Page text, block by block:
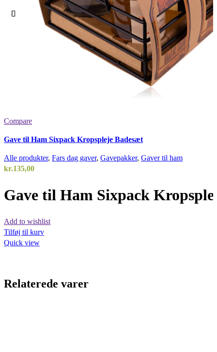
Compare
Gave til Ham Sixpack Kropspleje Badesæt
Alle produkter, Fars dag gaver, Gavepakker, Gaver til ham
kr.135,00
Gave til Ham Sixpack
Add to wishlist
Tilføj til kurv
Quick view
Relaterede varer